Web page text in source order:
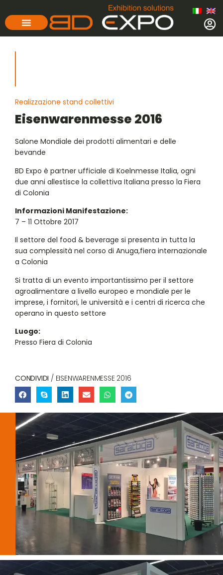
Realizzazione stand collettivi
Eisenwarenmesse 2016
Salone Mondiale dei prodotti alimentari e delle
bevande
BD Expo è partner ufficiale di Koelnmesse Italia, ogni
due anni allestisce la collettiva Italiana presso la Fiera
di Colonia
Informazioni Manifestazione:
7 – 11 Ottobre 2017
Il settore del food & beverage si presenta in tutta la
sua complessità nel corso di Anuga,fiera internazionale
a Colonia
Si tratta di un evento importantissimo per il settore
agroalimentare a livello europeo e mondiale per le
imprese, i fornitori, le università e i centri di ricerca che
operano in questo settore
Luogo:
Presso Fiera di Colonia
CONDIVIDI / EISENWARENMESSE 2016